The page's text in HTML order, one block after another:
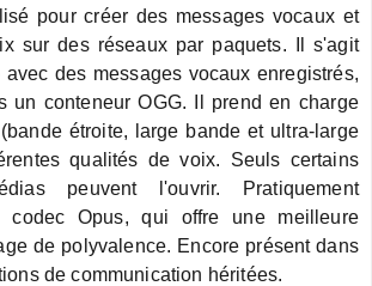
pour créer des messages vocaux et
sur des réseaux par paquets. Il s'agit
des messages vocaux enregistrés,
un conteneur OGG. Il prend en charge
étroite, large bande et ultra-large
qualités de voix. Seuls certains
peuvent l'ouvrir. Pratiquement
codec Opus, qui offre une meilleure
de polyvalence. Encore présent dans
de communication héritées.